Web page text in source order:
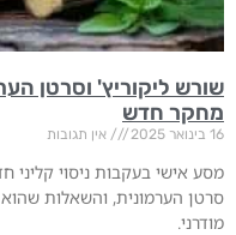
שורש ליקוריץ' וסרטן
מחקר חדש
16 בינואר 2025 אין תגובות
מסע אישי בעקבות ניסוי
סרטן הערמונית, והשאלות
מודרני.